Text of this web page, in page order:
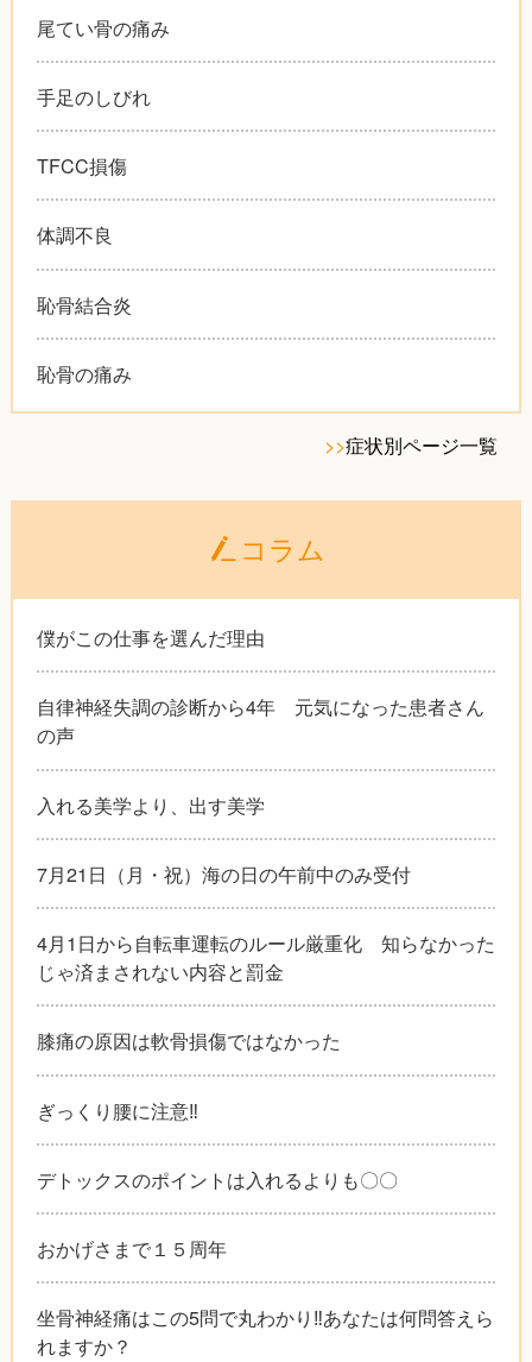
尾てい骨の痛み
手足のしびれ
TFCC損傷
体調不良
恥骨結合炎
恥骨の痛み
>>症状別ページ一覧
コラム
僕がこの仕事を選んだ理由
自律神経失調の診断から4年 元気になった患者さん
の声
入れる美学より、出す美学
7月21日（月・祝）海の日の午前中のみ受付
4月1日から自転車運転のルール厳重化 知らなかった
じゃ済まされない内容と罰金
膝痛の原因は軟骨損傷ではなかった
ぎっくり腰に注意‼︎
デトックスのポイントは入れるよりも〇〇
おかげさまで１５周年
坐骨神経痛はこの5問で丸わかり‼︎あなたは何問答えら
れますか？